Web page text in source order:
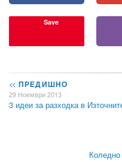
Save
<< ПРЕДИШНО
29 Ноември 2013
3 идеи за разходка в